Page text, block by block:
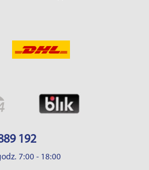
192
7:00 - 18:00